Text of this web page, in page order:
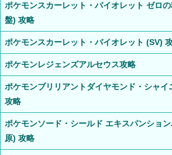
ポケモンスカーレット・バイオレット ゼロ
盤) 攻略
ポケモンスカーレット・バイオレット (SV)
ポケモンレジェンズアルセウス攻略
ポケモンブリリアントダイヤモンド・シャイ
攻略
ポケモンソード・シールド エキスパンショ
原) 攻略